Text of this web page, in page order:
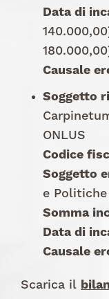
Data di
Causale
Soggetto
ONLUS
Codice
Soggetto
e
Somma
Data di
Causale
Scarica il